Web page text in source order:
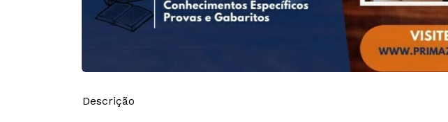
Descrição